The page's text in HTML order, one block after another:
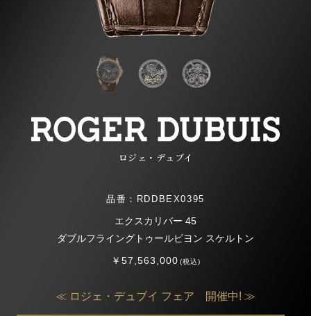
ロジェ・デュブイ
品番：RDDBEX0395
エクスカリバー 45
ダブルフライングトゥールビヨン スケルトン
￥57,563,000(税込)
≪ ロジェ・デュブイ フェア 開催中! ≫